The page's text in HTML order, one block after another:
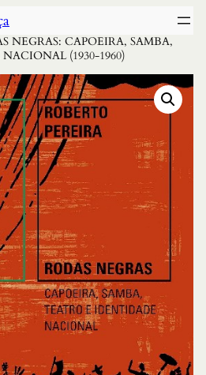
NEGRAS: CAPOEIRA, SAMBA,
(1930-1960)